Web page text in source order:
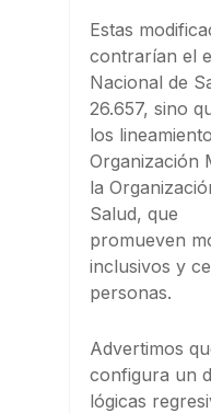
Estas
contrarían el
Nacional de
26.657, sino
los
Organización
la
Salud, que
promueven
inclusivos y
personas.
Advertimos
configura un
lógicas